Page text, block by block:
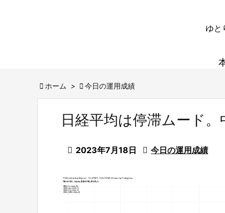
ゆと
 ホーム >  今日の運用成績
日経平均は停滞ムード。
 2023年7月18日  今日の運用成績